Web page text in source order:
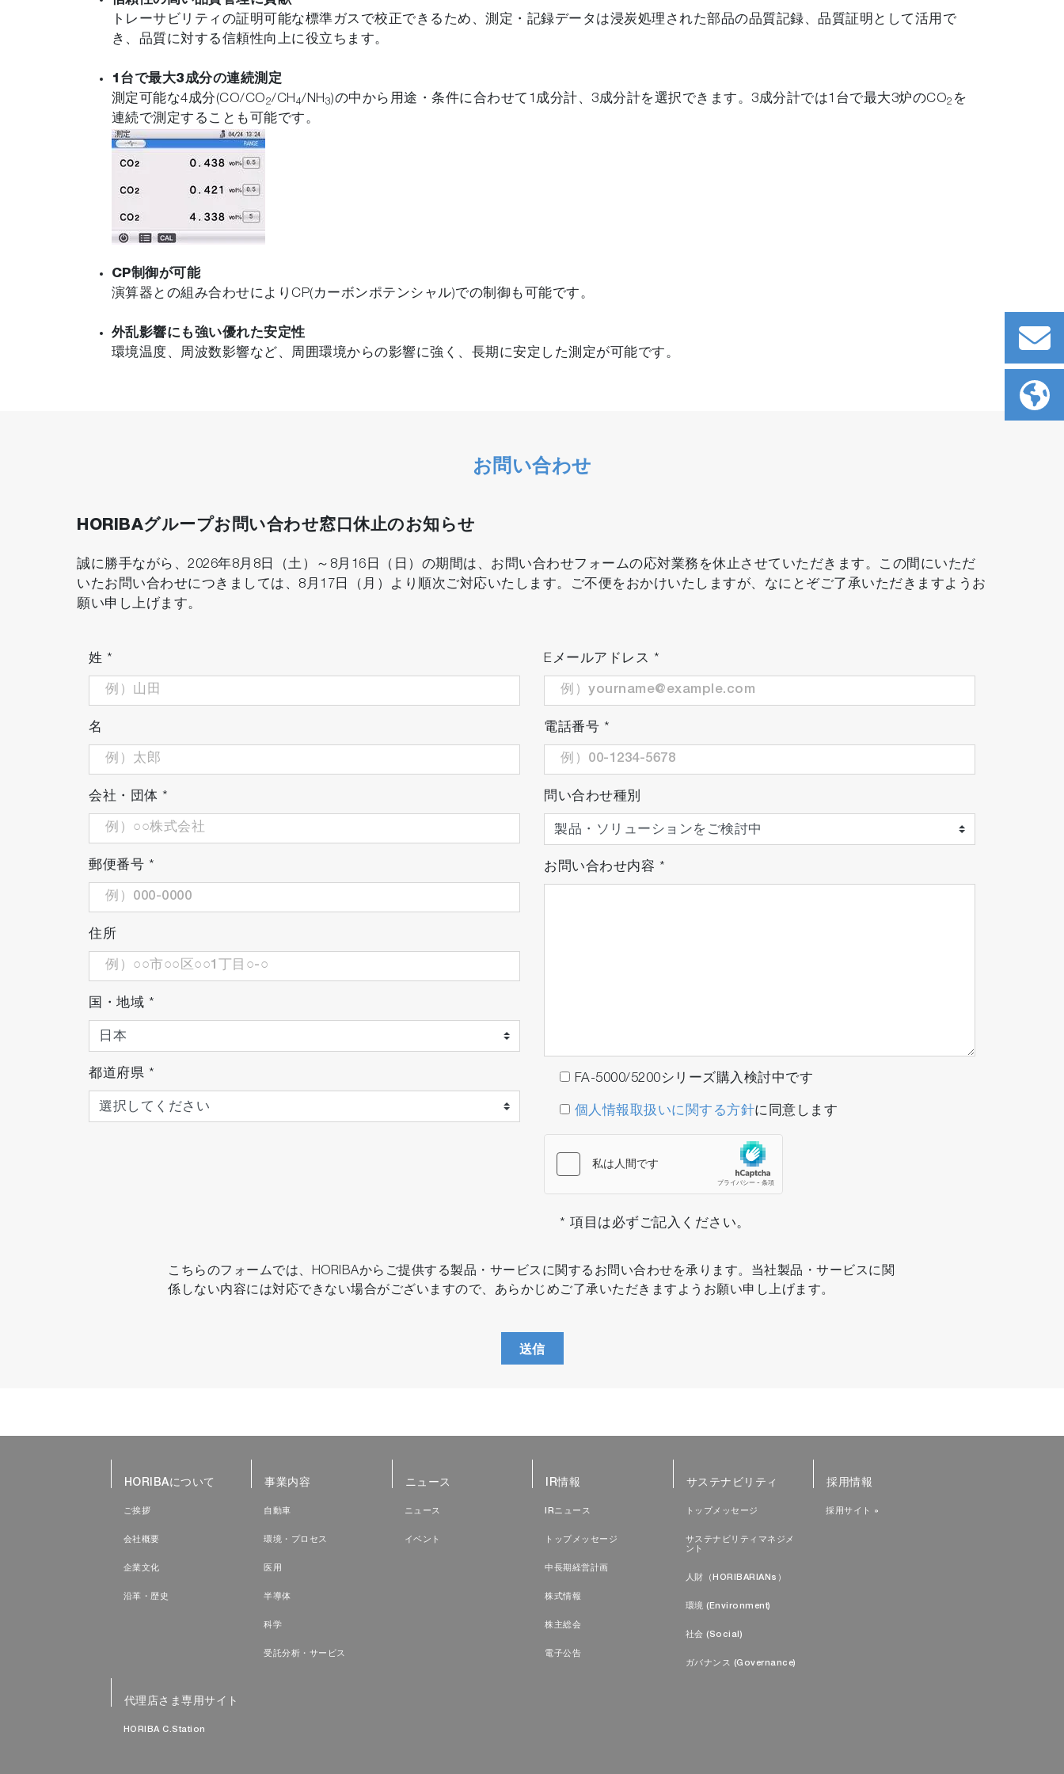
トレーサビリティの証明可能な標準ガスで校正できるため、測定・記録データは浸炭処理された部品の品質記録、品質証明として活用で
き、品質に対する信頼性向上に役立ちます。
1台で最大3成分の連続測定
測定可能な4成分(CO/CO2/CH4/NH3)の中から用途・条件に合わせて1成分計、3成分計を選択できます。3成分計では1台で最大3炉のCO2 を
連続で測定することも可能です。
CP制御が可能
演算器との組み合わせによりCP(カーボンポテンシャル)での制御も可能です。
外乱影響にも強い優れた安定性
環境温度、周波数影響など、周囲環境からの影響に強く、長期に安定した測定が可能です。
お問い合わせ
HORIBAグループお問い合わせ窓口休止のお知らせ
誠に勝手ながら、2026年8月8日（土）～8月16日（日）の期間は、お問い合わせフォームの応対業務を休止させていただきます。この間にいただ
いたお問い合わせにつきましては、8月17日（月）より順次ご対応いたします。ご不便をおかけいたしますが、なにとぞご了承いただきますようお
願い申し上げます。
姓 *
名
会社・団体 *
郵便番号 *
住所
国・地域 *
都道府県 *
Eメールアドレス *
電話番号 *
問い合わせ種別
お問い合わせ内容 *
FA-5000/5200シリーズ購入検討中です
個人情報取扱いに関する方針に同意します
* 項目は必ずご記入ください。
こちらのフォームでは、HORIBAからご提供する製品・サービスに関するお問い合わせを承ります。当社製品・サービスに関
係しない内容には対応できない場合がございますので、あらかじめご了承いただきますようお願い申し上げます。
送信
HORIBAについて
ご挨拶
会社概要
企業文化
沿革・歴史
事業内容
自動車
環境・プロセス
医用
半導体
科学
受託分析・サービス
ニュース
ニュース
イベント
IR情報
IRニュース
トップメッセージ
中長期経営計画
株式情報
株主総会
電子公告
サステナビリティ
トップメッセージ
サステナビリティマネジメ
ント
人財（HORIBARIANs）
環境 (Environment)
社会 (Social)
ガバナンス (Governance)
採用情報
採用サイト »
代理店さま専用サイト
HORIBA C.Station